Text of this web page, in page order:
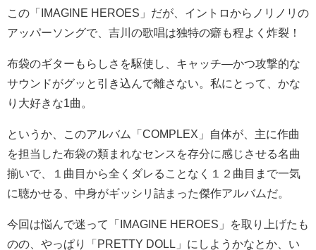
この「IMAGINE HEROES」だが、イントロからノリノリの
アッパーソングで、吉川の歌唱は独特の癖も程よく炸裂！
布袋のギターもらしさを駆使し、キャッチ―かつ攻撃的な
サウンドがグッと引き込んで離さない。私にとって、かな
り大好きな1曲。
というか、このアルバム「COMPLEX」自体が、主に作曲
を担当した布袋の類まれなセンスを存分に感じさせる名曲
揃いで、１曲目から全くダレることなく１２曲目まで一気
に聴かせる、中身がギッシリ詰まった傑作アルバムだ。
今回は悩んで迷って「IMAGINE HEROES」を取り上げたも
のの、やっぱり「PRETTY DOLL」にしようかなとか、い